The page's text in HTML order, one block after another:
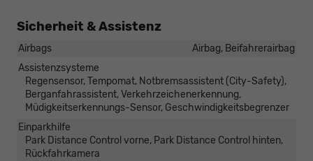
Sicherheit & Assistenz
Airbags
Airbag, Beifahrerairbag
Assistenzsysteme
Regensensor, Tempomat, Notbremsassistent (City-Safety),
Berganfahrassistent, Verkehrzeichenerkennung,
Müdigkeitserkennungs-Sensor, Geschwindigkeitsbegrenzer
Einparkhilfe
Park Distance Control vorne, Park Distance Control hinten,
Rückfahrkamera